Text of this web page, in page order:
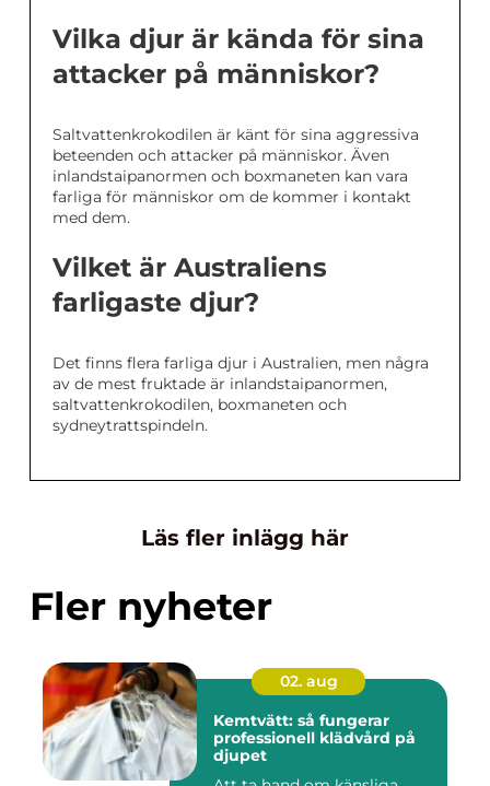
Vilka djur är kända för sina
attacker på människor?
Saltvattenkrokodilen är känt för sina aggressiva
beteenden och attacker på människor. Även
inlandstaipanormen och boxmaneten kan vara
farliga för människor om de kommer i kontakt
med dem.
Vilket är Australiens
farligaste djur?
Det finns flera farliga djur i Australien, men några
av de mest fruktade är inlandstaipanormen,
saltvattenkrokodilen, boxmaneten och
sydneytrattspindeln.
Läs fler inlägg här
Fler nyheter
02. aug
Kemtvätt: så fungerar
professionell klädvård på
djupet